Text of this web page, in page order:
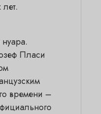
Пласи
времени –